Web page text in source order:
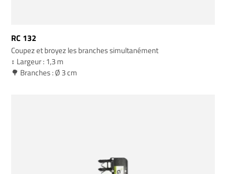
RC 132
Coupez et broyez les branches simultanément
↕️ Largeur : 1,3 m
🌳 Branches : Ø 3 cm